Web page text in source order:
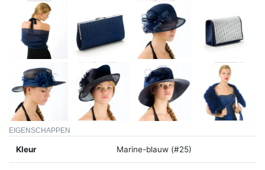
EIGENSCHAPPEN
Kleur Marine-blauw (#25)